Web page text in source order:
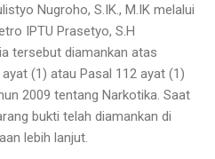
Nugroho, S.IK., M.IK melalui
IPTU Prasetyo, S.H
tersebut diamankan atas
(1) atau Pasal 112 ayat (1)
2009 tentang Narkotika. Saat
bukti telah diamankan di
lebih lanjut.